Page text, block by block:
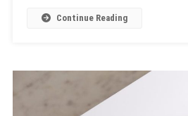
Continue Reading